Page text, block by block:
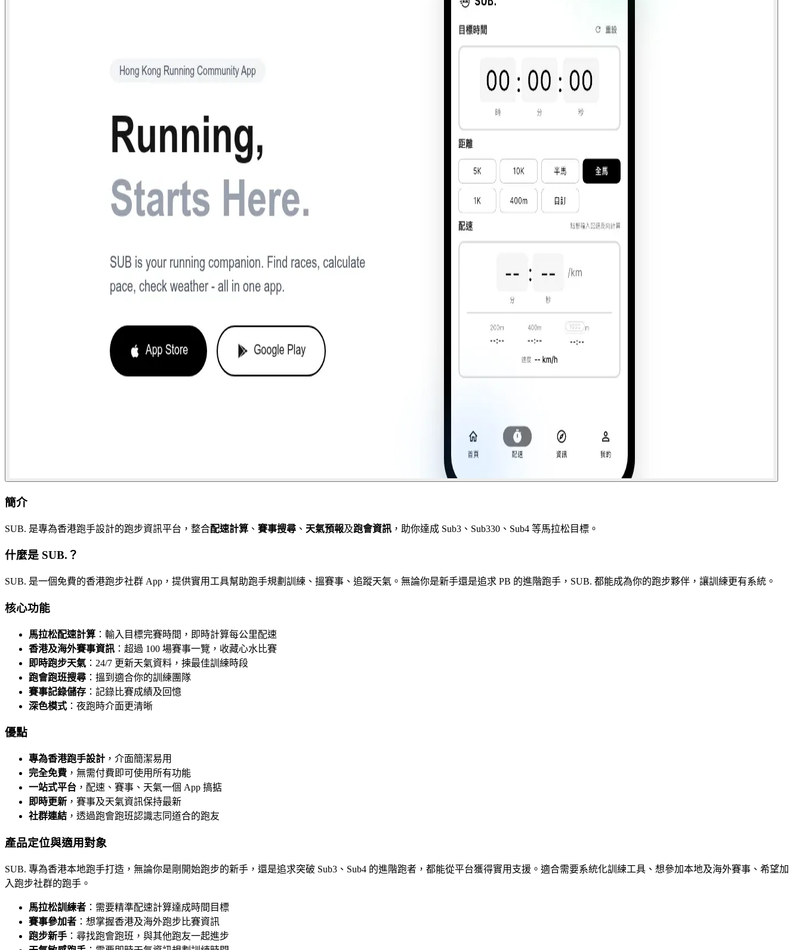
簡介
SUB. 是專為香港跑手設計的跑步資訊平台，整合配速計算 、 賽事搜尋 、 天氣預報及跑會資訊 ，助你達成 Sub3、Sub330、Sub4 等馬拉松目標。
什麼是 SUB.？
SUB. 是一個免費的香港跑步社群 App，提供實用工具幫助跑手規劃訓練、搵賽事、追蹤天氣。無論你是新手還是追求 PB 的進階跑手，SUB. 都能成為你的跑步夥伴，讓訓練更有系統。
核心功能
馬拉松配速計算 ：輸入目標完賽時間，即時計算每公里配速
香港及海外賽事資訊 ：超過 100 場賽事一覽，收藏心水比賽
即時跑步天氣 ：24/7 更新天氣資料，揀最佳訓練時段
跑會跑班搜尋 ：搵到適合你的訓練團隊
賽事記錄儲存 ：記錄比賽成績及回憶
深色模式 ：夜跑時介面更清晰
優點
專為香港跑手設計 ，介面簡潔易用
完全免費 ，無需付費即可使用所有功能
一站式平台 ，配速、賽事、天氣一個 App 搞掂
即時更新 ，賽事及天氣資訊保持最新
社群連結 ，透過跑會跑班認識志同道合的跑友
產品定位與適用對象
SUB. 專為香港本地跑手打造，無論你是剛開始跑步的新手，還是追求突破 Sub3、Sub4 的進階跑者，都能從平台獲得實用支援。適合需要系統化訓練工具、想參加本地及海外賽事、希望加
入跑步社群的跑手。
馬拉松訓練者 ：需要精準配速計算達成時間目標
賽事參加者 ：想掌握香港及海外跑步比賽資訊
跑步新手 ：尋找跑會跑班，與其他跑友一起進步